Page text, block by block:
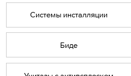
Системы инсталляции
Биде